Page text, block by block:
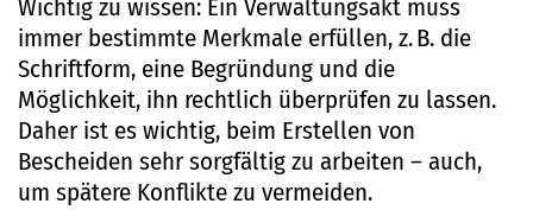
Wichtig zu wissen: Ein Verwaltungsakt muss
immer bestimmte Merkmale erfüllen, z. B. die
Schriftform, eine Begründung und die
Möglichkeit, ihn rechtlich überprüfen zu lassen.
Daher ist es wichtig, beim Erstellen von
Bescheiden sehr sorgfältig zu arbeiten – auch,
um spätere Konflikte zu vermeiden.